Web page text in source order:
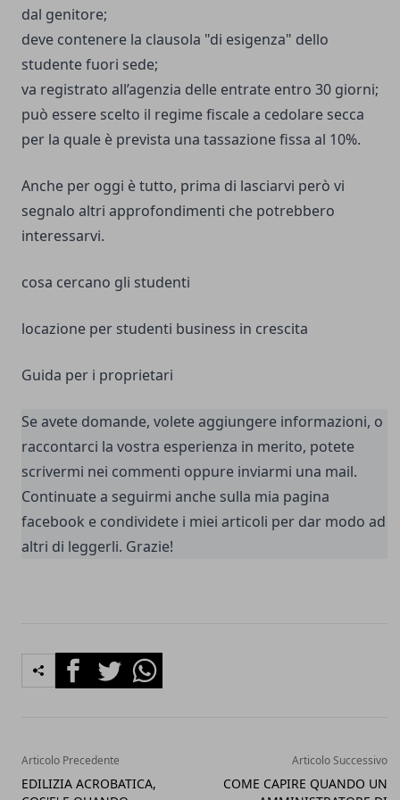
dal genitore;
deve contenere la clausola "di esigenza" dello
studente fuori sede;
va registrato all’agenzia delle entrate entro 30 giorni;
può essere scelto il regime fiscale a cedolare secca
per la quale è prevista una tassazione fissa al 10%.
Anche per oggi è tutto, prima di lasciarvi però vi
segnalo altri approfondimenti che potrebbero
interessarvi.
cosa cercano gli studenti
locazione per studenti business in crescita
Guida per i proprietari
Se avete domande, volete aggiungere informazioni, o
raccontarci la vostra esperienza in merito, potete
scrivermi nei commenti oppure inviarmi una mail.
Continuate a seguirmi anche sulla mia pagina
facebook e condividete i miei articoli per dar modo ad
altri di leggerli. Grazie!
FacebookTwitterWhatsapp
Articolo Precedente
EDILIZIA ACROBATICA,
Articolo Successivo
COME CAPIRE QUANDO UN